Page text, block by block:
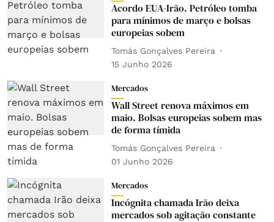
Acordo EUA-Irão. Petróleo tomba
para mínimos de março e bolsas
europeias sobem
Tomás Gonçalves Pereira
15 Junho 2026
Mercados
Wall Street renova máximos em
maio. Bolsas europeias sobem mas
de forma tímida
Tomás Gonçalves Pereira
01 Junho 2026
Mercados
Incógnita chamada Irão deixa
mercados sob agitação constante